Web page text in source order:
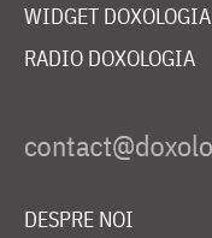
WIDGET DOXOLOGIA
RADIO DOXOLOGIA
DESPRE NOI